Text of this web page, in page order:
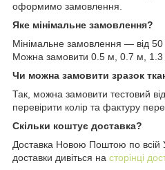
оформимо замовлення.
Яке мінімальне замовлення?
Мінімальне замовлення — від
Можна замовити 0.5 м, 0.7 м,
Чи можна замовити зразок
Так, можна замовити тестовий
перевірити колір та фактуру
Скільки коштує доставка?
Доставка Новою Поштою по всій
доставки дивіться на сторінці